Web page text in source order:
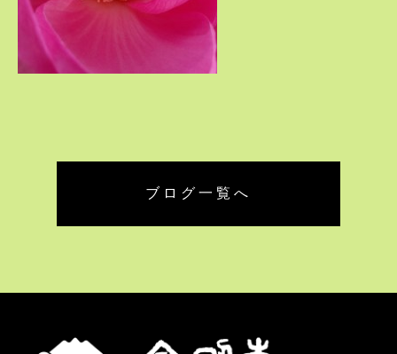
ブログ一覧へ